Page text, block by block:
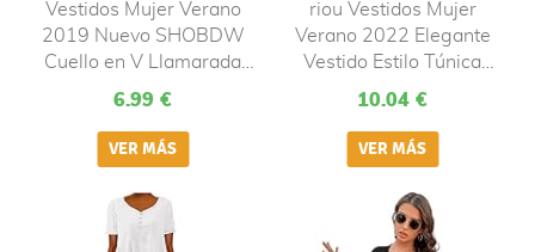
Vestidos Mujer Verano
2019 Nuevo SHOBDW
Cuello en V Llamarada
Manga Larga Elegant
Floral Mini Vestidos
Vintage Fiesta Vestidos
Mujer Cortos Talla
Grande(Blanco,XL)
6.99 €
riou Vestidos Mujer
Verano 2022 Elegante
Vestido Estilo Túnica
Retro Casual Boho
Manga Corta Falda Larga
Fiesta Cóctel Adolescente
Ni?a Vestido De Flores
Días Festivos
10.04 €